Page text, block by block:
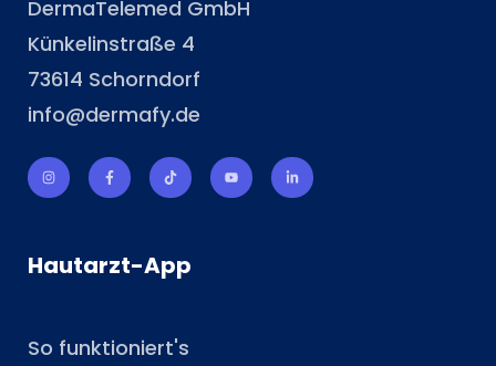
DermaTelemed GmbH
Künkelinstraße 4
73614 Schorndorf
info@dermafy.de
Hautarzt-App
So funktioniert's